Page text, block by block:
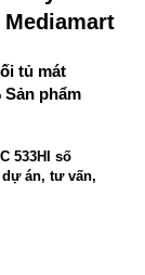
Mediamart
tủ mát
Sản phẩm
533HI số
án, tư vấn,